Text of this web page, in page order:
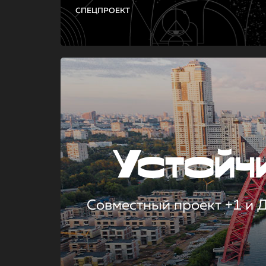
СПЕЦПРОЕКТ
Совместный проект +1 и